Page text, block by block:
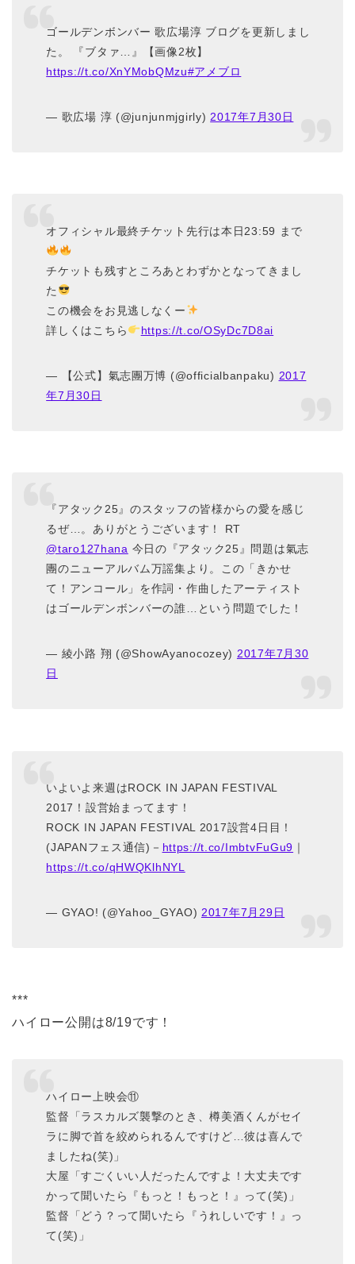
ゴールデンボンバー 歌広場淳 ブログを更新しまし
た。 『ブタァ…』【画像2枚】
https://t.co/XnYMobQMzu#アメブロ
— 歌広場 淳 (@junjunmjgirly) 2017年7月30日
オフィシャル最終チケット先行は本日23:59 まで
チケットも残すところあとわずかとなってきまし
た
この機会をお見逃しなくー
詳しくはこちら
https://t.co/OSyDc7D8ai
— 【公式】氣志團万博 (@officialbanpaku) 2017
年7月30日
『アタック25』のスタッフの皆様からの愛を感じ
るぜ…。ありがとうございます！ RT
@taro127hana 今日の『アタック25』問題は氣志
團のニューアルバム万謡集より。この「きかせ
て！アンコール」を作詞・作曲したアーティスト
はゴールデンボンバーの誰…という問題でした！
— 綾小路 翔 (@ShowAyanocozey) 2017年7月30
日
いよいよ来週はROCK IN JAPAN FESTIVAL
2017！設営始まってます！
ROCK IN JAPAN FESTIVAL 2017設営4日目！
(JAPANフェス通信)－ https://t.co/ImbtvFuGu9 ｜
https://t.co/qHWQKlhNYL
— GYAO! (@Yahoo_GYAO) 2017年7月29日
***
ハイロー公開は8/19です！
ハイロー上映会⑪
監督「ラスカルズ襲撃のとき、樽美酒くんがセイ
ラに脚で首を絞められるんですけど…彼は喜んで
ましたね(笑)」
大屋「すごくいい人だったんですよ！大丈夫です
かって聞いたら『もっと！もっと！』って(笑)」
監督「どう？って聞いたら『うれしいです！』っ
て(笑)」